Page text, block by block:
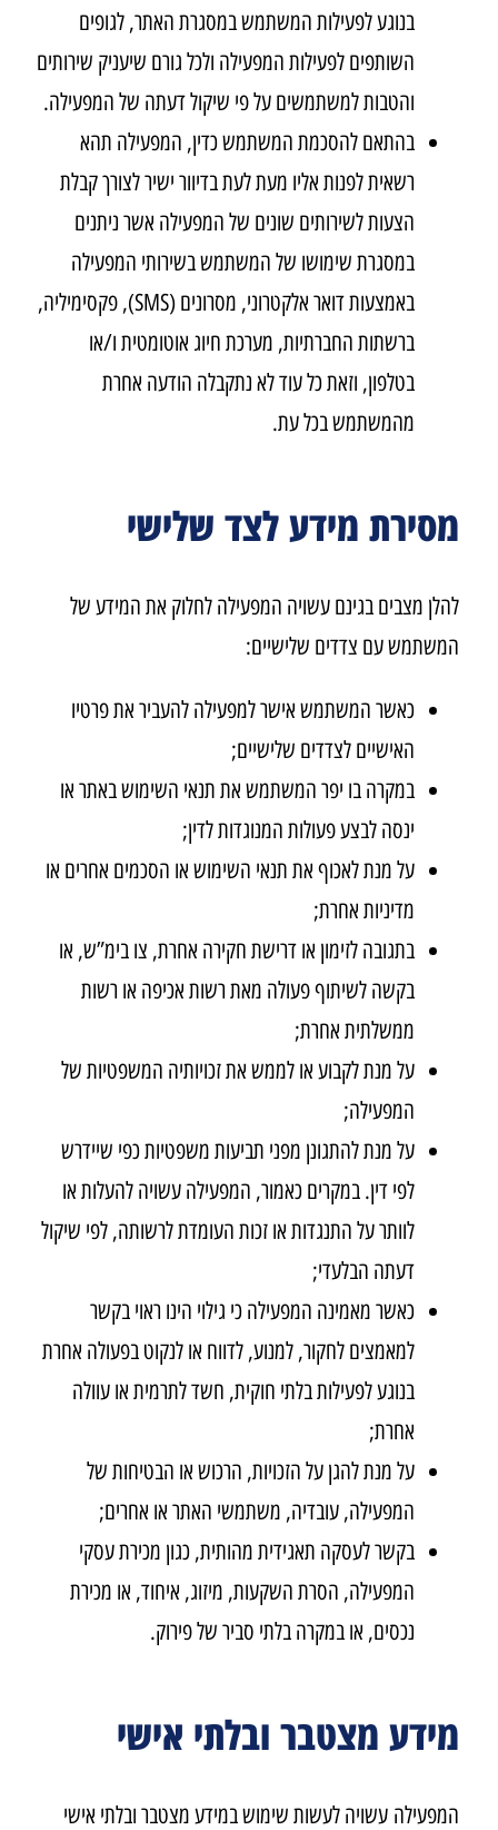
בנוגע לפעילות המשתמש במסגרת האתר, לגופים
השותפים לפעילות המפעילה ולכל גורם שיעניק שירותים
והטבות למשתמשים על פי שיקול דעתה של המפעילה.
בהתאם להסכמת המשתמש כדין, המפעילה תהא
רשאית לפנות אליו מעת לעת בדיוור ישיר לצורך קבלת
הצעות לשירותים שונים של המפעילה אשר ניתנים
במסגרת שימושו של המשתמש בשירותי המפעילה
באמצעות דואר אלקטרוני, מסרונים (SMS), פקסימיליה,
ברשתות החברתיות, מערכת חיוג אוטומטית ו/או
בטלפון, וזאת כל עוד לא נתקבלה הודעה אחרת
מהמשתמש בכל עת.
מסירת מידע לצד שלישי
להלן מצבים בגינם עשויה המפעילה לחלוק את המידע של
המשתמש עם צדדים שלישיים:
כאשר המשתמש אישר למפעילה להעביר את פרטיו
האישיים לצדדים שלישיים;
במקרה בו יפר המשתמש את תנאי השימוש באתר או
ינסה לבצע פעולות המנוגדות לדין;
על מנת לאכוף את תנאי השימוש או הסכמים אחרים או
מדיניות אחרת;
בתגובה לזימון או דרישת חקירה אחרת, צו בימ”ש, או
בקשה לשיתוף פעולה מאת רשות אכיפה או רשות
ממשלתית אחרת;
על מנת לקבוע או לממש את זכויותיה המשפטיות של
המפעילה;
על מנת להתגונן מפני תביעות משפטיות כפי שיידרש
לפי דין. במקרים כאמור, המפעילה עשויה להעלות או
לוותר על התנגדות או זכות העומדת לרשותה, לפי שיקול
דעתה הבלעדי;
כאשר מאמינה המפעילה כי גילוי הינו ראוי בקשר
למאמצים לחקור, למנוע, לדווח או לנקוט בפעולה אחרת
בנוגע לפעילות בלתי חוקית, חשד לתרמית או עוולה
אחרת;
על מנת להגן על הזכויות, הרכוש או הבטיחות של
המפעילה, עובדיה, משתמשי האתר או אחרים;
בקשר לעסקה תאגידית מהותית, כגון מכירת עסקי
המפעילה, הסרת השקעות, מיזוג, איחוד, או מכירת
נכסים, או במקרה בלתי סביר של פירוק.
מידע מצטבר ובלתי אישי
המפעילה עשויה לעשות שימוש במידע מצטבר ובלתי אישי